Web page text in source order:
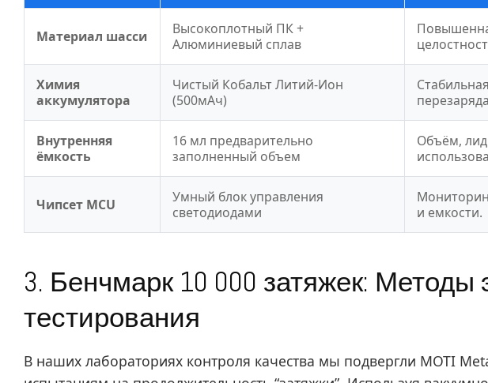
Материал шасси
Высокоплотный ПК +
Алюминиевый сплав
Химия
аккумулятора
Чистый Кобальт Литий-Ион
(500мАч)
Внутренняя
ёмкость
16 мл предварительно
заполненный объем
Объём,
Чипсет MCU
Умный блок управления
светодиодами
и емкости.
3. Бенчмарк 10 000 затяжек: Методы
тестирования
В наших лабораториях контроля качества мы подвергли MOTI